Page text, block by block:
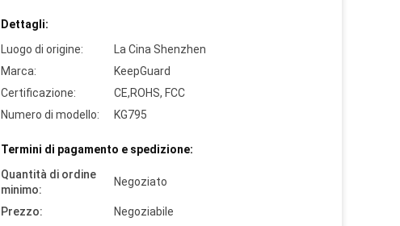
Dettagli:
Luogo di origine:
La Cina Shenzhen
Marca:
KeepGuard
Certificazione:
CE,ROHS, FCC
Numero di modello:
KG795
Termini di pagamento e spedizione:
Quantità di ordine
minimo:
Negoziato
Prezzo:
Negoziabile